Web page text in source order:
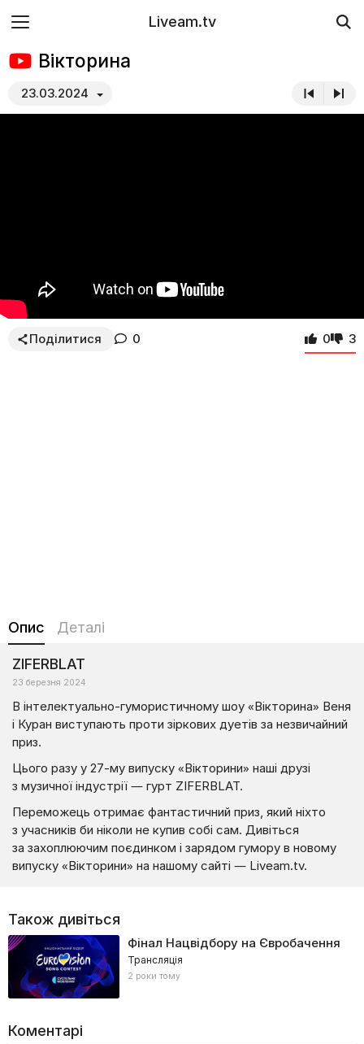
Liveam.tv
Вікторина
23.03.2024
Поділитися 0 0 3
Опис Деталі
ZIFERBLAT
23 березня 2024
В інтелектуально-гумористичному шоу «Вікторина» Веня
і Куран виступають проти зіркових дуетів за незвичайний
приз.
Цього разу у 27-му випуску «Вікторини» наші друзі
з музичної індустрії — гурт ZIFERBLAT.
Переможець отримає фантастичний приз, який ніхто
з учасників би ніколи не купив собі сам. Дивіться
за захоплюючим поєдинком і зарядом гумору в новому
випуску «Вікторини» на нашому сайті — Liveam.tv.
Також дивіться
Фінал Нацвідбору на Євробачення
Трансляція
2 роки тому
Коментарі